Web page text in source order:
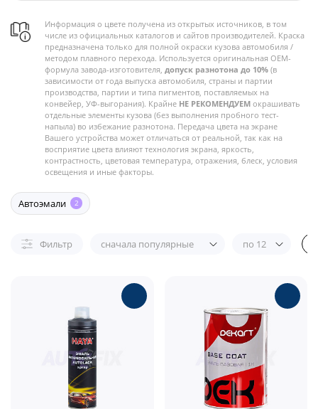
Информация о цвете получена из открытых источников, в том
числе из официальных каталогов и сайтов производителей. Краска
предназначена только для полной окраски кузова автомобиля /
методом плавного перехода. Используется оригинальная OEM-
формула завода-изготовителя, допуск разнотона до 10% (в
зависимости от года выпуска автомобиля, страны и партии
производства, партии и типа пигментов, поставляемых на
конвейер, УФ-выгорания). Крайне НЕ РЕКОМЕНДУЕМ окрашивать
отдельные элементы кузова (без выполнения пробного тест-
напыла) во избежание разнотона. Передача цвета на экране
Вашего устройства может отличаться от реальной, так как на
восприятие цвета влияют технология экрана, яркость,
контрастность, цветовая температура, отражения, блеск, условия
освещения и иные факторы.
Автоэмали 2
Фильтр сначала популярные по 12